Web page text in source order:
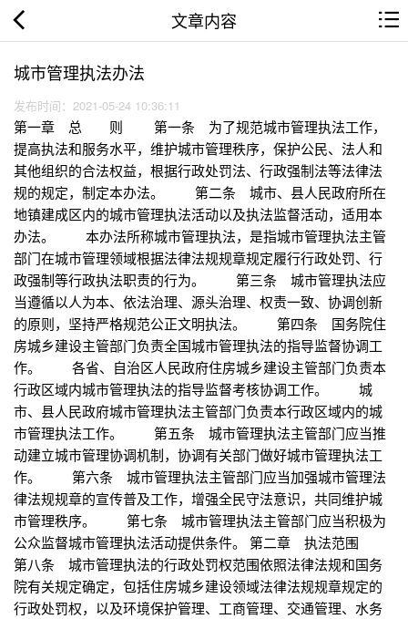
文章内容
城市管理执法办法
发布时间：2021-05-24 10:36:11
第一章 总 则 第一条 为了规范城市管理执法工作，
提高执法和服务水平，维护城市管理秩序，保护公民、法人和
其他组织的合法权益，根据行政处罚法、行政强制法等法律法
规的规定，制定本办法。 第二条 城市、县人民政府所在
地镇建成区内的城市管理执法活动以及执法监督活动，适用本
办法。 本办法所称城市管理执法，是指城市管理执法主管
部门在城市管理领域根据法律法规规章规定履行行政处罚、行
政强制等行政执法职责的行为。 第三条 城市管理执法应
当遵循以人为本、依法治理、源头治理、权责一致、协调创新
的原则，坚持严格规范公正文明执法。 第四条 国务院住
房城乡建设主管部门负责全国城市管理执法的指导监督协调工
作。 各省、自治区人民政府住房城乡建设主管部门负责本
行政区域内城市管理执法的指导监督考核协调工作。 城
市、县人民政府城市管理执法主管部门负责本行政区域内的城
市管理执法工作。 第五条 城市管理执法主管部门应当推
动建立城市管理协调机制，协调有关部门做好城市管理执法工
作。 第六条 城市管理执法主管部门应当加强城市管理法
律法规规章的宣传普及工作，增强全民守法意识，共同维护城
市管理秩序。 第七条 城市管理执法主管部门应当积极为
公众监督城市管理执法活动提供条件。 第二章 执法范围
第八条 城市管理执法的行政处罚权范围依照法律法规和国务
院有关规定确定，包括住房城乡建设领域法律法规规章规定的
行政处罚权，以及环境保护管理、工商管理、交通管理、水务